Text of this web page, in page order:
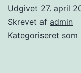
Udgivet 27. april
Skrevet af admin
Kategoriseret som